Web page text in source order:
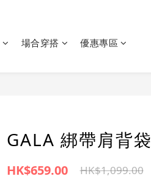
場合穿搭 優惠專區
GALA 綁帶肩背袋
HK$659.00 HK$1,099.00